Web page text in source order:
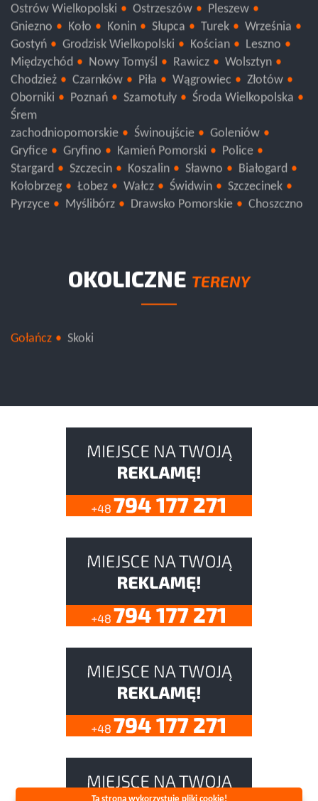
wielkopolskie
Kalisz Jarocin Kępno
Krotoszyn
Ostrów Wielkopolski
Ostrzeszów
Pleszew
Gniezno
Koło Konin Słupca Turek
Września
Gostyń
Grodzisk Wielkopolski Kościan
Leszno
Międzychód
Nowy Tomyśl Rawicz
Wolsztyn
Chodzież
Czarnków Piła Wągrowiec
Złotów
Oborniki
Śrem
zachodniopomorskie
Świnoujście
Goleniów
Gryfice
Gryfino Kamień Pomorski
Police
Stargard
Szczecin Koszalin Sławno
Białogard
Kołobrzeg
Łobez Wałcz Świdwin
Szczecinek
OKOLICZNE